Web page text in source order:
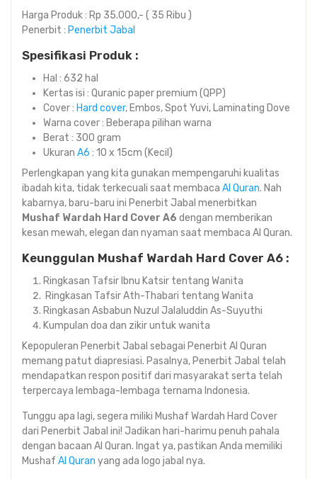
Harga Produk : Rp 35.000,- ( 35 Ribu )
Penerbit : Penerbit Jabal
Spesifikasi Produk :
Hal : 632 hal
Kertas isi : Quranic paper premium (QPP)
Cover : Hard cover, Embos, Spot Yuvi, Laminating Dove⁣⁣
Warna cover : Beberapa pilihan warna
Berat : 300 gram
Ukuran A6 : 10 x 15cm (Kecil)
Perlengkapan yang kita gunakan mempengaruhi kualitas
ibadah kita, tidak terkecuali saat membaca Al Quran. Nah
kabarnya, baru-baru ini Penerbit Jabal menerbitkan
Mushaf Wardah Hard Cover A6 dengan memberikan
kesan mewah, elegan dan nyaman saat membaca Al Quran.
Keunggulan Mushaf Wardah Hard Cover A6 :
Ringkasan Tafsir Ibnu Katsir tentang Wanita
Ringkasan Tafsir Ath-Thabari tentang Wanita
Ringkasan Asbabun Nuzul Jalaluddin As-Suyuthi
Kumpulan doa dan zikir untuk wanita
Kepopuleran Penerbit Jabal sebagai Penerbit Al Quran
memang patut diapresiasi. Pasalnya, Penerbit Jabal telah
mendapatkan respon positif dari masyarakat serta telah
terpercaya lembaga-lembaga ternama Indonesia.
Tunggu apa lagi, segera miliki Mushaf Wardah Hard Cover
dari Penerbit Jabal ini! Jadikan hari-harimu penuh pahala
dengan bacaan Al Quran. Ingat ya, pastikan Anda memiliki
Mushaf Al Quran yang ada logo jabal nya.